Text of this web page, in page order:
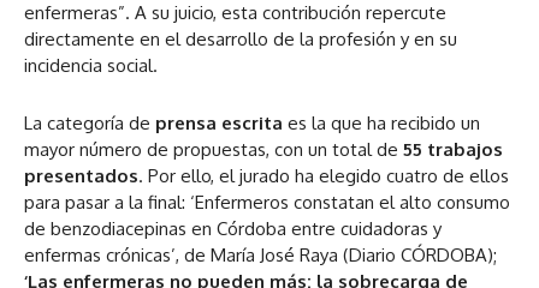
enfermeras”. A su juicio, esta contribución repercute
directamente en el desarrollo de la profesión y en su
incidencia social.
La categoría de prensa escrita es la que ha recibido un
mayor número de propuestas, con un total de 55 trabajos
presentados. Por ello, el jurado ha elegido cuatro de ellos
para pasar a la final: ‘Enfermeros constatan el alto consumo
de benzodiacepinas en Córdoba entre cuidadoras y
enfermas crónicas’, de María José Raya (Diario CÓRDOBA);
‘Las enfermeras no pueden más: la sobrecarga de